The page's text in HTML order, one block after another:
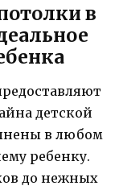
в
детской
в любом
ребенку.
до нежных